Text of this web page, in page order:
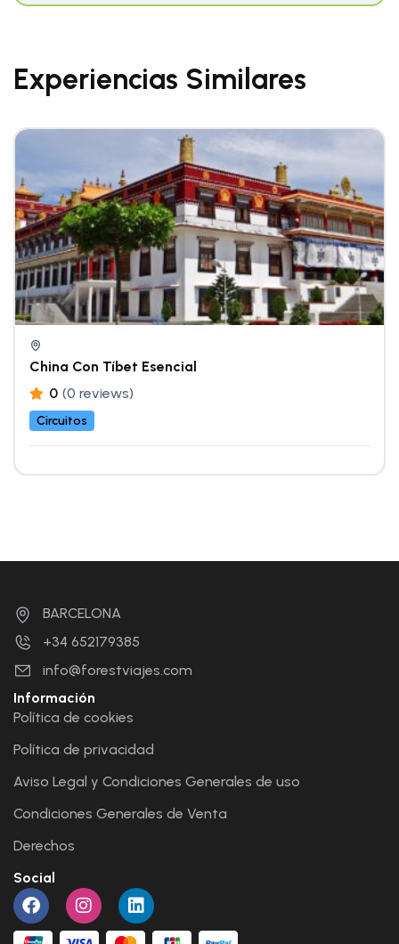
Experiencias Similares
China Con Tíbet Esencial
0 (0 reviews)
Circuitos
BARCELONA
+34 652179385
info@forestviajes.com
Información
Política de cookies
Política de privacidad
Aviso Legal y Condiciones Generales de uso
Condiciones Generales de Venta
Derechos
Social